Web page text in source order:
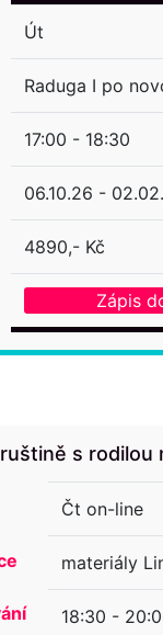
Út
Raduga I po
17:00 - 18:30
06.10.26 -
4890,- Kč
Zápis
s rodilou
Čt on-line
materiály
18:30 -